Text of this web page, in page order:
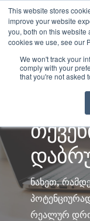
This website stores
improve your website
you, both on this website
cookies we use, see our
We won't track your
comply with your
that you're not asked
ნახეთ,
რეალურ